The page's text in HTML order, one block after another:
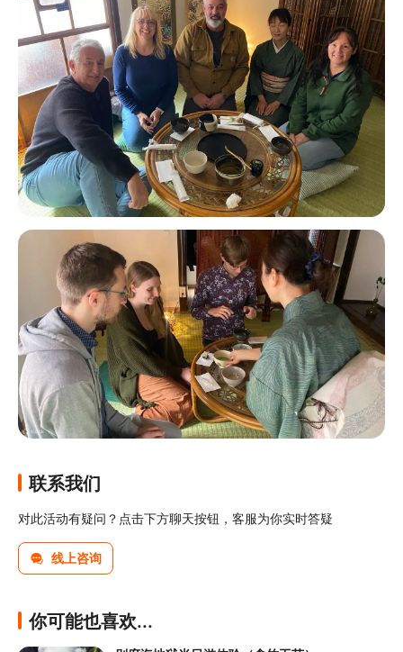
联系我们
对此活动有疑问？点击下方聊天按钮，客服为你实时答疑
线上咨询
你可能也喜欢...